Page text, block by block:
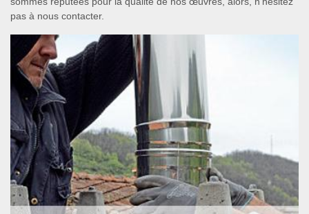
pas à nous contacter.